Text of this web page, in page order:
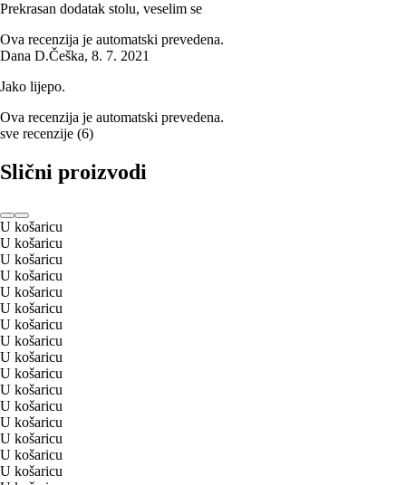
Prekrasan dodatak stolu, veselim se
Ova recenzija je automatski prevedena.
Dana D.Češka, 8. 7. 2021
Jako lijepo.
Ova recenzija je automatski prevedena.
sve recenzije (6)
Slični proizvodi
U košaricu
U košaricu
U košaricu
U košaricu
U košaricu
U košaricu
U košaricu
U košaricu
U košaricu
U košaricu
U košaricu
U košaricu
U košaricu
U košaricu
U košaricu
U košaricu